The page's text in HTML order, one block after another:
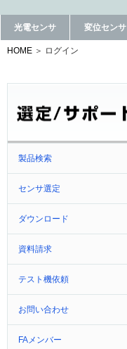
光電センサ 変位センサ
HOME ログイン
製品検索
センサ選定
ダウンロード
資料請求
テスト機依頼
お問い合わせ
FAメンバー